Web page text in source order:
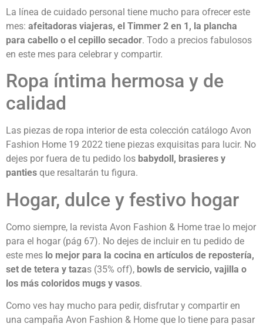
La línea de cuidado personal tiene mucho para ofrecer este
mes: afeitadoras viajeras, el Timmer 2 en 1, la plancha
para cabello o el cepillo secador. Todo a precios fabulosos
en este mes para celebrar y compartir.
Ropa íntima hermosa y de
calidad
Las piezas de ropa interior de esta colección catálogo Avon
Fashion Home 19 2022 tiene piezas exquisitas para lucir. No
dejes por fuera de tu pedido los babydoll, brasieres y
panties que resaltarán tu figura.
Hogar, dulce y festivo hogar
Como siempre, la revista Avon Fashion & Home trae lo mejor
para el hogar (pág 67). No dejes de incluir en tu pedido de
este mes lo mejor para la cocina en artículos de repostería,
set de tetera y tazas (35% off), bowls de servicio, vajilla o
los más coloridos mugs y vasos.
Como ves hay mucho para pedir, disfrutar y compartir en
una campaña Avon Fashion & Home que lo tiene para pasar